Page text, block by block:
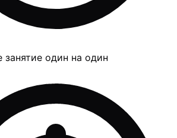
занятие один на один